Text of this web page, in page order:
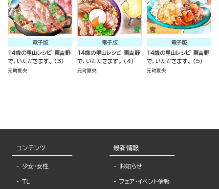
電子版
14歳の里山レシピ 東吉野
で、いただきます。 （3）
元町夏央
電子版
14歳の里山レシピ 東吉野
で、いただきます。 （4）
元町夏央
電子版
14歳の里山レシピ 東吉野
で、いただきます。 （5）
元町夏央
コンテンツ
少女・女性
TL
最新情報
お知らせ
フェア・イベント情報